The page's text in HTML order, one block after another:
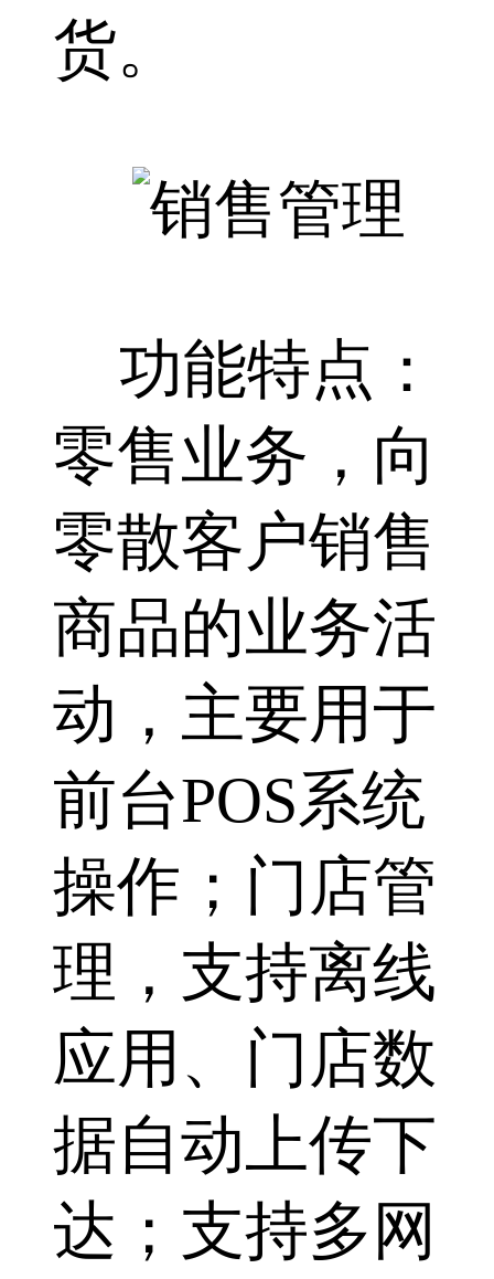
货。
功能特点：
零售业务，向
零散客户销售
商品的业务活
动，主要用于
前台POS系统
操作；门店管
理，支持离线
应用、门店数
据自动上传下
达；支持多网